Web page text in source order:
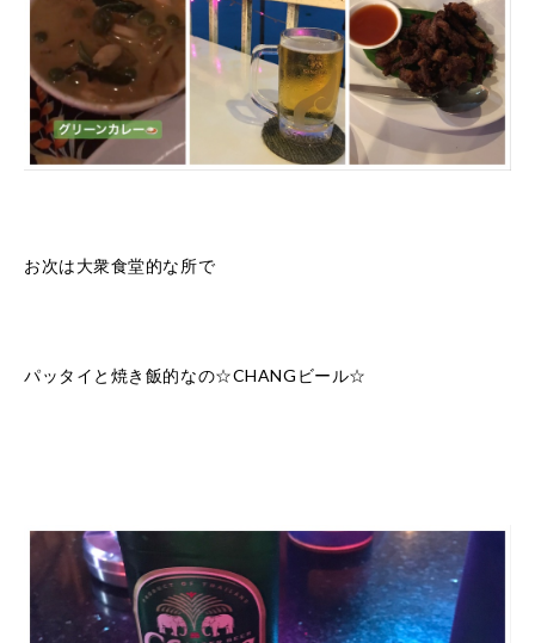
お次は大衆食堂的な所で
パッタイと焼き飯的なの☆CHANGビール☆